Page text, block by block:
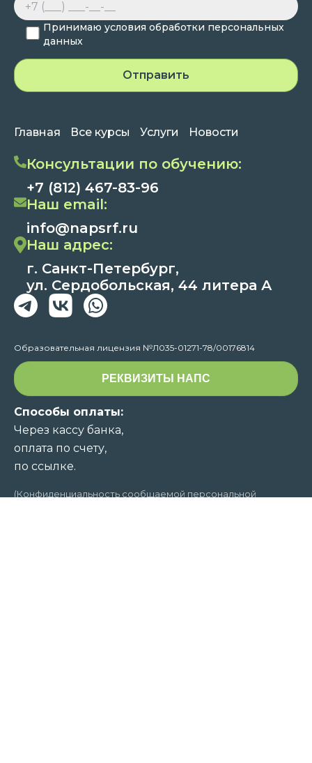
Принимаю условия обработки персональных
данных
Главная Все курсы Услуги Новости
Консультации по обучению:
+7 (812) 467-83-96
Наш email:
info@napsrf.ru
Наш адрес:
г. Санкт-Петербург,
ул. Сердобольская, 44 литера А
Образовательная лицензия №Л035-01271-78/00176814
РЕКВИЗИТЫ НАПС
Способы оплаты:
Через кассу банка,
оплата по счету,
по ссылке.
(Конфиденциальность сообщаемой персональной